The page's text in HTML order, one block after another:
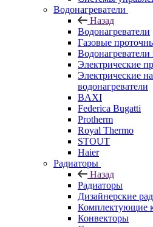
Водонагреватели
Назад
Водонагреватели
Газовые
Водонагреватели
Электрические
Электрические
водонагреватели
BAXI
Federica Bugatti
Protherm
Royal Thermo
STOUT
Haier
Радиаторы
Назад
Радиаторы
Дизайнерские
Комплектующие
Конвекторы